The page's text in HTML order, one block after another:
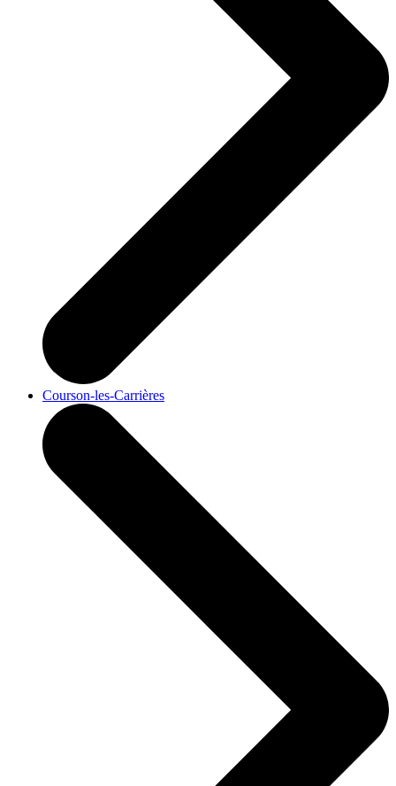
Courson-les-Carrières